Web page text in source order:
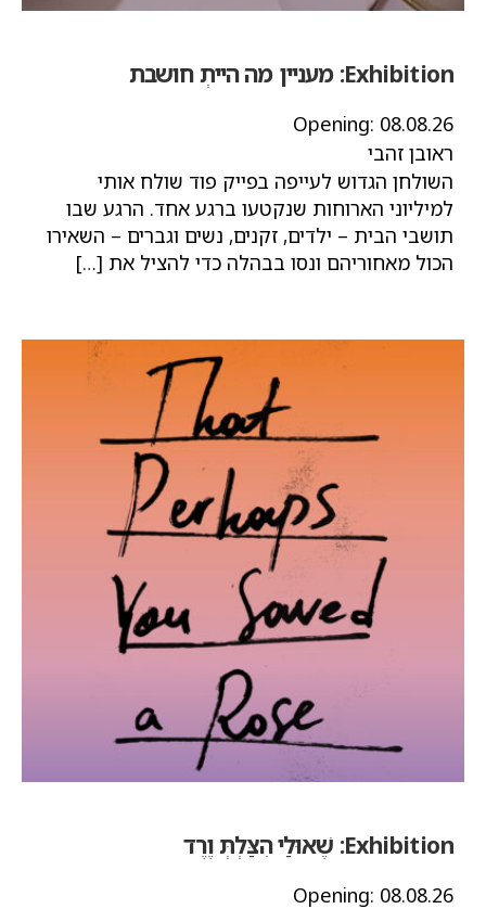
Exhibition: מעניין מה הייתְ חושבת
Opening: 08.08.26
ראובן זהבי
השולחן הגדוש לעייפה בפייק פוד שולח אותי
למיליוני הארוחות שנקטעו ברגע אחד. הרגע שבו
תושבי הבית – ילדים, זקנים, נשים וגברים – השאירו
הכול מאחוריהם ונסו בבהלה כדי להציל את […]
Exhibition: שֶׁאוּלַי הִצַּלְתְּ וֶרֶד
Opening: 08.08.26